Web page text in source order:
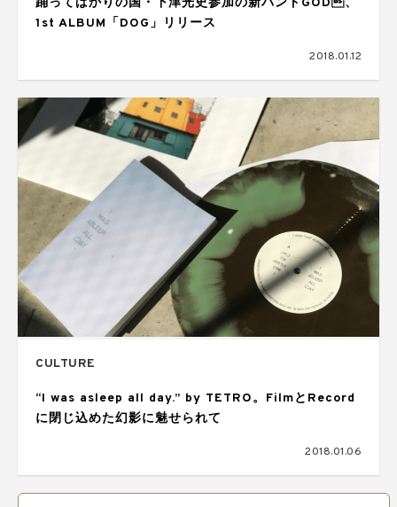
踊ってばかりの国・下津光史参加の新バンドGOD、
1st ALBUM「DOG」リリース
2018.01.12
CULTURE
“I was asleep all day.” by TETRO。FilmとRecord
に閉じ込めた幻影に魅せられて
2018.01.06